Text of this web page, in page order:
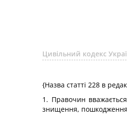
Цивільний кодекс
{Назва статті 228 в
1. Правочин
знищення, пошкодження